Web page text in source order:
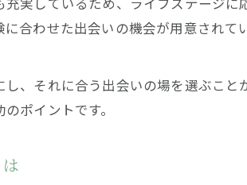
合わせた出会いの機会が用意され
、それに合う出会いの場を選ぶこ
ポイントです。